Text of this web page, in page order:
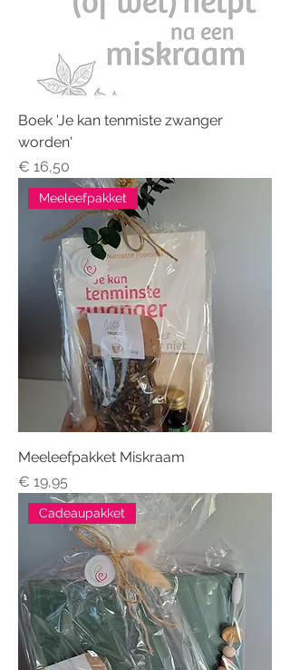
Boek 'Je kan tenmiste zwanger
worden'
Prijs
€ 16,50
Meeleefpakket
Meeleefpakket Miskraam
Prijs
€ 19,95
Cadeaupakket